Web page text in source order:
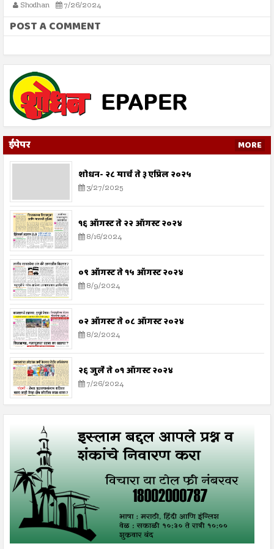
Shodhan 7/26/2024
POST A COMMENT
ईपेपर MORE
शोधन- २८ मार्च ते ३ एप्रिल २०२५
3/27/2025
१६ ऑगस्ट ते २२ ऑगस्ट २०२४
8/16/2024
०९ ऑगस्ट ते १५ ऑगस्ट २०२४
8/9/2024
०२ ऑगस्ट ते ०८ ऑगस्ट २०२४
8/2/2024
२६ जुलै ते ०१ ऑगस्ट २०२४
7/26/2024